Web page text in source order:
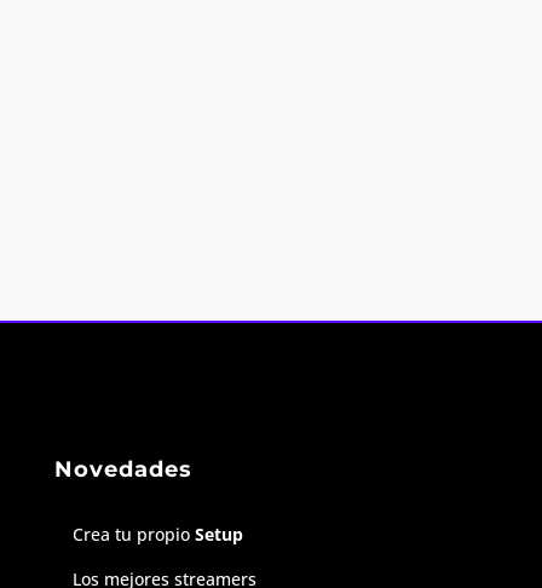
Novedades
Crea tu propio Setup
Los mejores streamers